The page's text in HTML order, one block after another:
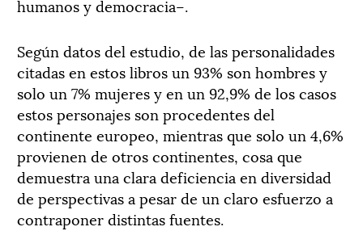
humanos y democracia–.
Según datos del estudio, de las personalidades
citadas en estos libros un 93% son hombres y
solo un 7% mujeres y en un 92,9% de los casos
estos personajes son procedentes del
continente europeo, mientras que solo un 4,6%
provienen de otros continentes, cosa que
demuestra una clara deficiencia en diversidad
de perspectivas a pesar de un claro esfuerzo a
contraponer distintas fuentes.